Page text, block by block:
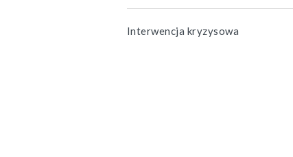
Interwencja kryzysowa